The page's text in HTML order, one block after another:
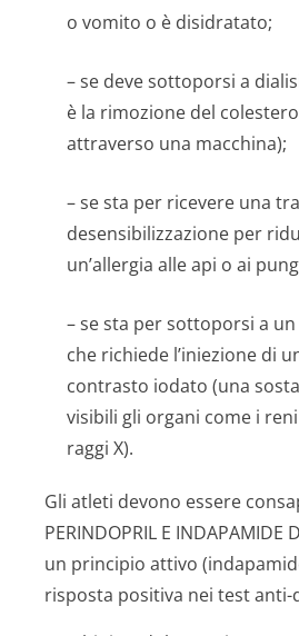
o vomito o è disidratato;
– se deve sottoporsi a
è la rimozione del
attraverso una macchina);
– se sta per ricevere una
desensibilizzazione per
un’allergia alle api o ai
– se sta per sottoporsi a
che richiede l’iniezione di
contrasto iodato (una
visibili gli organi come i
raggi X).
Gli atleti devono essere
PERINDOPRIL E
un principio attivo
risposta positiva nei test anti-